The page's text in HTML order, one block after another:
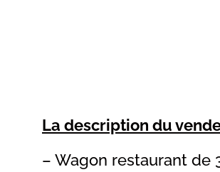
La description du
– Wagon restaurant de